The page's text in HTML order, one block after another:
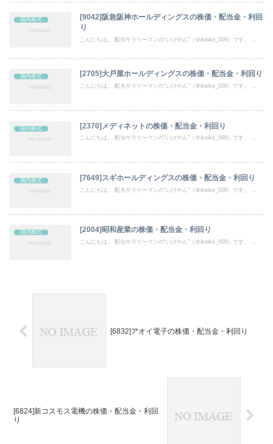
国内株式
[9042]阪急阪神ホールディングスの株価・配当金・利回
り
こんにちは。 配当サラリーマンの“いけやん”（＠ikeike_009）です。 ...
国内株式 [2705]大戸屋ホールディングスの株価・配当金・利回り
こんにちは。 配当サラリーマンの“いけやん”（＠ikeike_009）です。 ...
国内株式 [2370]メディネットの株価・配当金・利回り
こんにちは。 配当サラリーマンの“いけやん”（＠ikeike_009）です。 ...
国内株式 [7649]スギホールディングスの株価・配当金・利回り
こんにちは。 配当サラリーマンの“いけやん”（＠ikeike_009）です。 ...
国内株式 [2004]昭和産業の株価・配当金・利回り
こんにちは。 配当サラリーマンの“いけやん”（＠ikeike_009）です。 ...
[6832]アオイ電子の株価・配当金・利回り
[6824]新コスモス電機の株価・配当金・利回
り